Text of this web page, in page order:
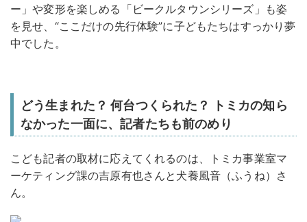
ー」や変形を楽しめる「ビークルタウンシリーズ」も姿
を見せ、“ここだけの先行体験”に子どもたちはすっかり夢
中でした。
どう生まれた？ 何台つくられた？ トミカの知ら
なかった一面に、記者たちも前のめり
こども記者の取材に応えてくれるのは、トミカ事業室マ
ーケティング課の吉原有也さんと犬養風音（ふうね）さ
ん。